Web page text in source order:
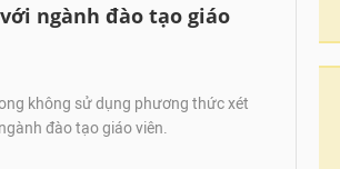
ngành đào tạo giáo
không sử dụng phương thức xét
đào tạo giáo viên.